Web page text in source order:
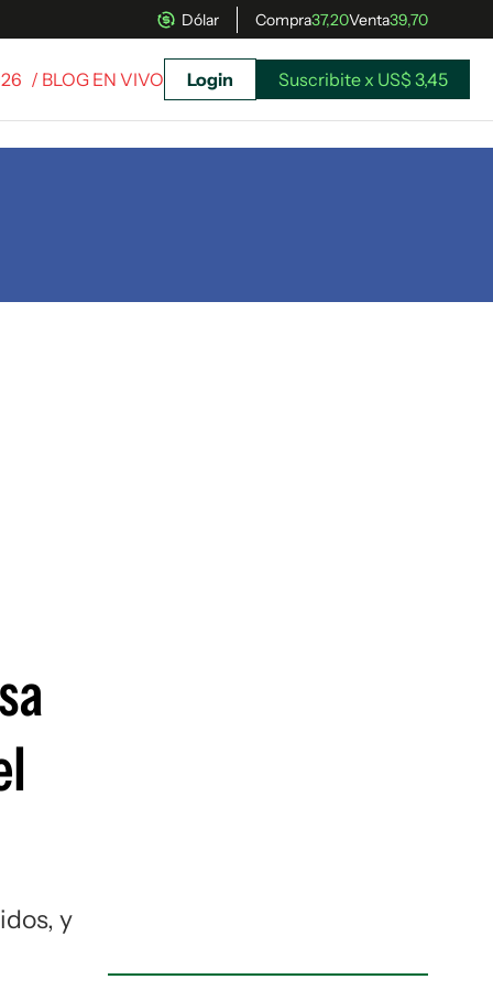
Dólar Compra37,20Venta39,70
/ BLOG EN VIVO Login Suscribite x US$ 3,45
y